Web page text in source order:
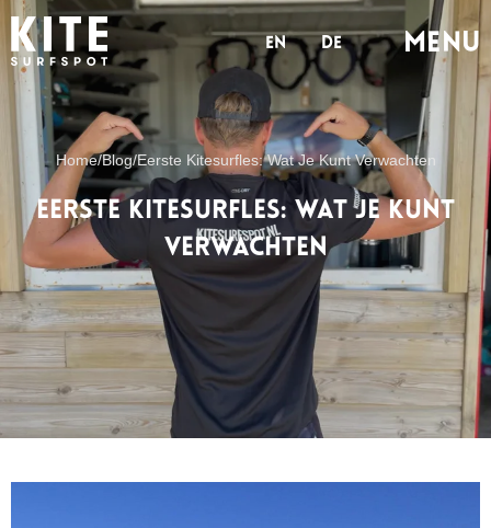
en de MENu
Home/Blog/Eerste Kitesurfles: Wat Je Kunt Verwachten
Eerste Kitesurfles: Wat Je Kunt
Verwachten